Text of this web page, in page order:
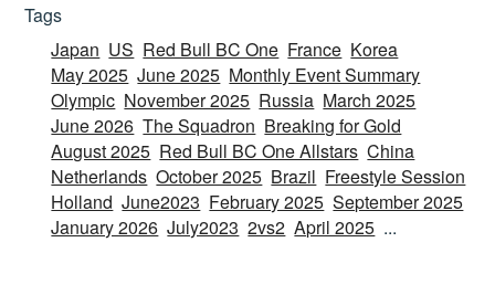
Tags
Japan US Red Bull BC One France Korea
May 2025 June 2025 Monthly Event Summary
Olympic November 2025 Russia March 2025
June 2026 The Squadron Breaking for Gold
August 2025 Red Bull BC One Allstars China
Netherlands October 2025 Brazil Freestyle Session
Holland June2023 February 2025 September 2025
January 2026 July2023 2vs2 April 2025 ...